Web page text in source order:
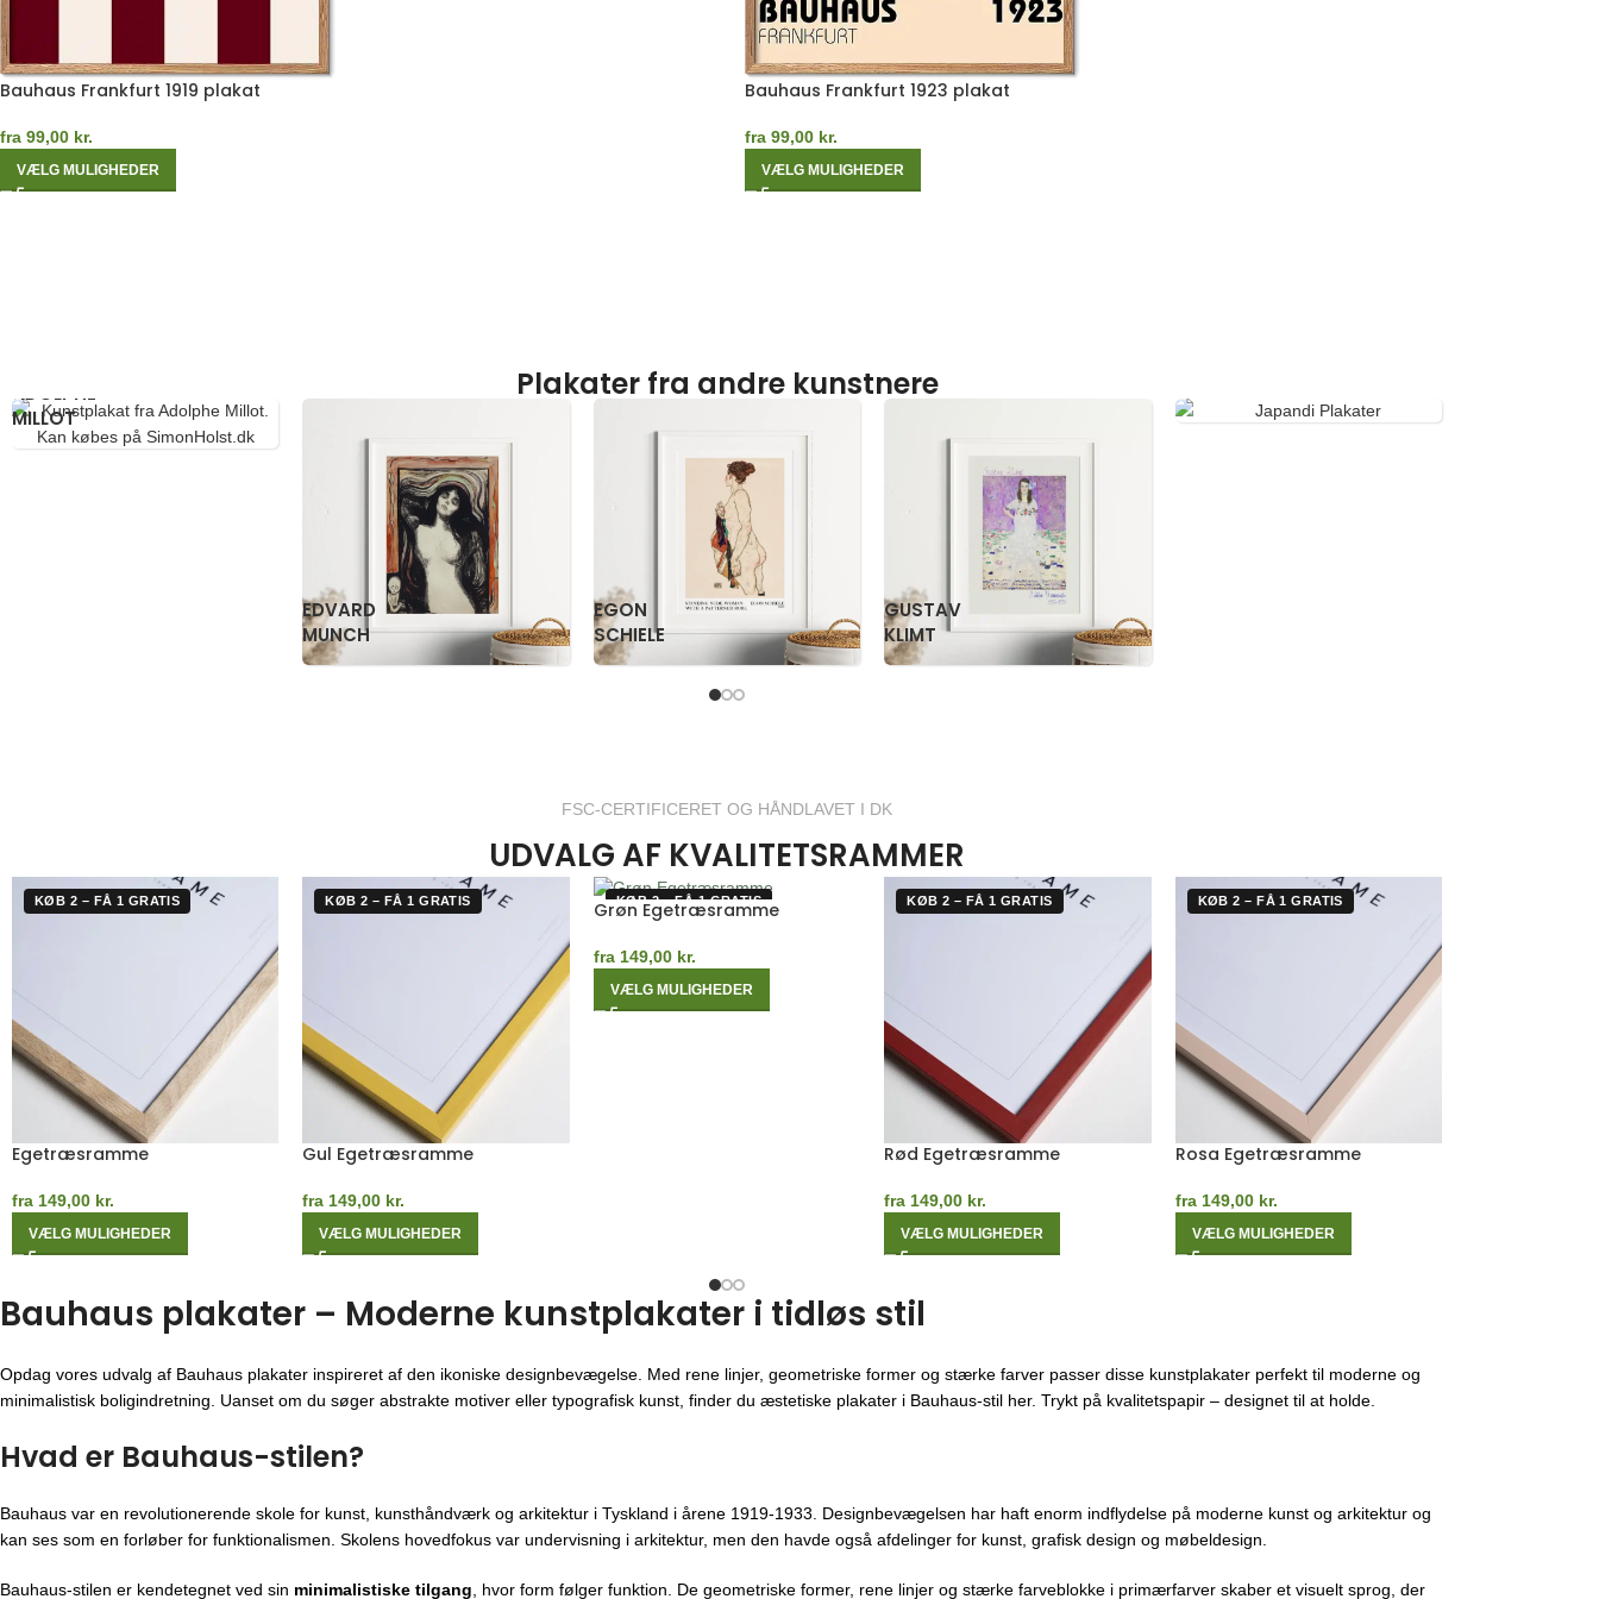
Bauhaus Frankfurt 1919 plakat
fra 99,00 kr.
VÆLG MULIGHEDER
Bauhaus Frankfurt 1923 plakat
fra 99,00 kr.
VÆLG MULIGHEDER
Plakater fra andre kunstnere
OGAWA
KAZUMASA
PAUL
KLEE
PS
KRØYER
FSC-CERTIFICERET OG HÅNDLAVET I DK
UDVALG AF KVALITETSRAMMER
KØB 2 – FÅ 1 GRATIS
Kashmirgrå Egetræsramme
fra 149,00 kr.
VÆLG MULIGHEDER
KØB 2 – FÅ 1 GRATIS
Orange Egetræsramme
fra149,00 kr.
VÆLG MULIGHEDER
KØB 2 – FÅ 1 GRATIS KØB 2 – FÅ 1 GRATIS
Blå Egetræsramme
fra149,00 kr.
VÆLG MULIGHEDER
KØB 2 – FÅ 1 GRATIS
Hvid Egetræsramme
fra 149,00 kr.
VÆLG MULIGHEDER
Bauhaus plakater – Moderne kunstplakater i tidløs stil
Opdag vores udvalg af Bauhaus plakater inspireret af den ikoniske designbevægelse. Med rene linjer, geometriske former og stærke farver passer disse kunstplakater perfekt til moderne og
minimalistisk boligindretning. Uanset om du søger abstrakte motiver eller typografisk kunst, finder du æstetiske plakater i Bauhaus-stil her. Trykt på kvalitetspapir – designet til at holde.
Hvad er Bauhaus-stilen?
Bauhaus var en revolutionerende skole for kunst, kunsthåndværk og arkitektur i Tyskland i årene 1919-1933. Designbevægelsen har haft enorm indflydelse på moderne kunst og arkitektur og
kan ses som en forløber for funktionalismen. Skolens hovedfokus var undervisning i arkitektur, men den havde også afdelinger for kunst, grafisk design og møbeldesign.
Bauhaus-stilen er kendetegnet ved sin minimalistiske tilgang, hvor form følger funktion. De geometriske former, rene linjer og stærke farveblokke i primærfarver skaber et visuelt sprog, der